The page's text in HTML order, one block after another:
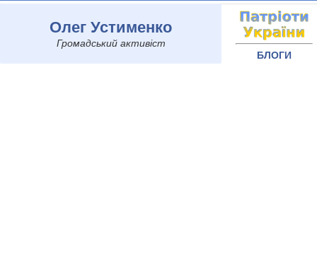
Олег Устименко
Громадський активіст
БЛОГИ